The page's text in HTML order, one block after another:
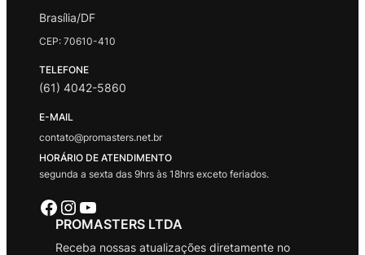
Brasília/DF
CEP: 70610-410
TELEFONE
(61) 4042-5860
E-MAIL
contato@promasters.net.br
HORÁRIO DE ATENDIMENTO
segunda a sexta das 9hrs às 18hrs exceto feriados.
Facebook Instagram Youtube
PROMASTERS LTDA
Receba nossas atualizações diretamente no